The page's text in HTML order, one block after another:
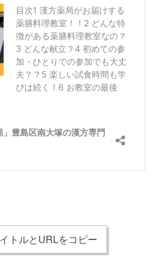
トルとURLをコピー